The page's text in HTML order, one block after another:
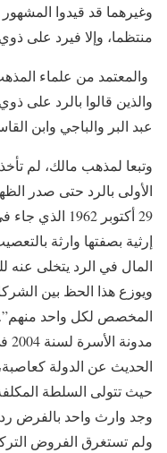
وغيرهما قد قيدوا
منتظما، وإلا فيرد على
والمعتمد من علماء
والذين قالوا بالرد على
عبد البر والباجي وابن
وتبعا لمذهب مالك، لم
29 أكتوبر
إرثية بصفتها وارثة
المال في الرد يتخلى عنه
ويوزع هذا الحظ بين
المخصص لكل واحد
الحديث عن الدولة
حيث تتولى السلطة
وجد وارث واحد بالفرض رد
ولم تستغرق الفروض